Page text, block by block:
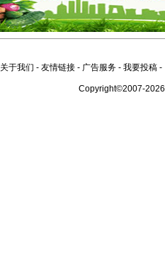
关于我们 - 友情链接 - 广告服务 - 我要投稿 -
Copyright©2007-